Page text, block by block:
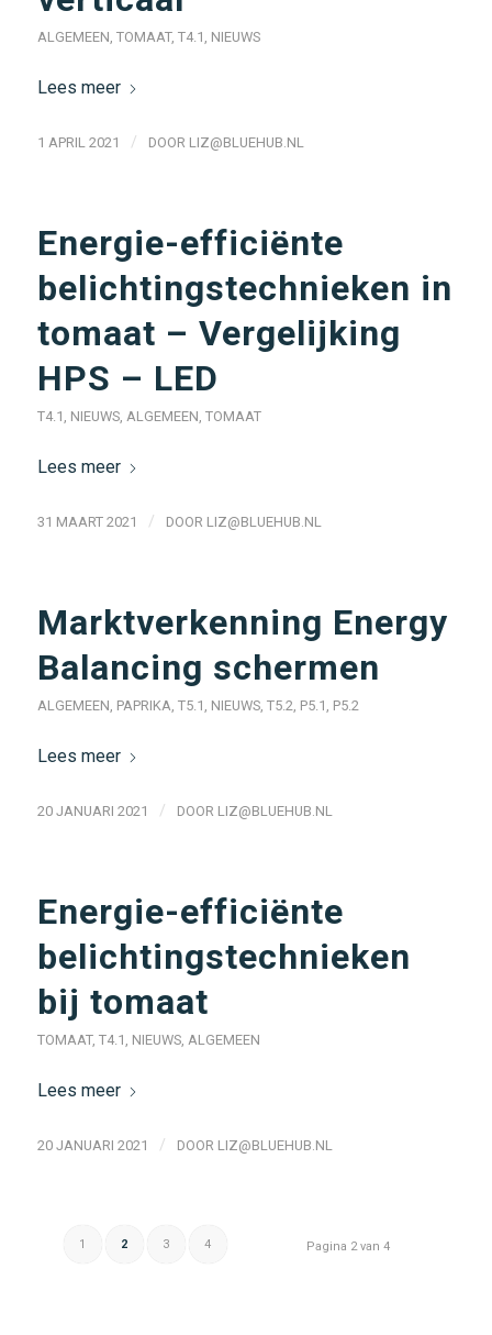
ALGEMEEN, TOMAAT, T4.1 , NIEUWS
Lees meer
1 APRIL 2021 / DOOR LIZ@BLUEHUB.NL
Energie-efficiënte
belichtingstechnieken in
tomaat – Vergelijking
HPS – LED
T4.1 , NIEUWS, ALGEMEEN, TOMAAT
Lees meer
31 MAART 2021 / DOOR LIZ@BLUEHUB.NL
Marktverkenning Energy
Balancing schermen
ALGEMEEN, PAPRIKA, T5.1 , NIEUWS, T5.2, P5.1 , P5.2
Lees meer
20 JANUARI 2021 / DOOR LIZ@BLUEHUB.NL
Energie-efficiënte
belichtingstechnieken
bij tomaat
TOMAAT, T4.1 , NIEUWS, ALGEMEEN
Lees meer
20 JANUARI 2021 / DOOR LIZ@BLUEHUB.NL
Pagina 2 van 4
1 2 3 4